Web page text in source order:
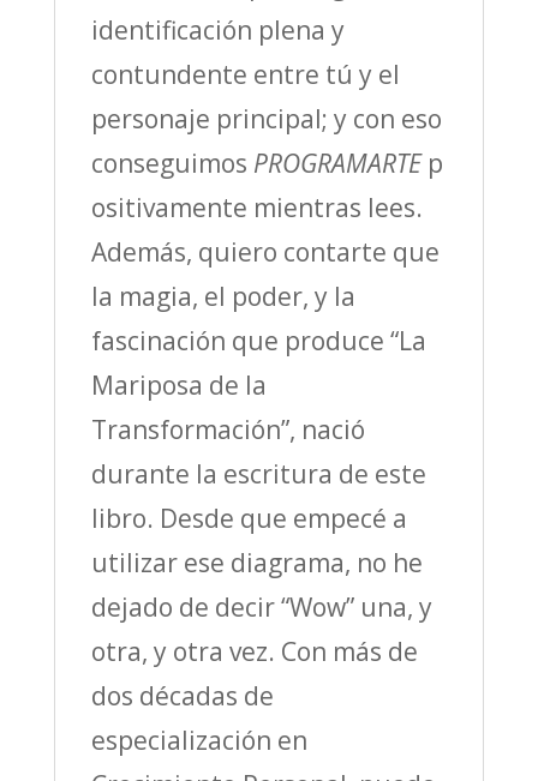
identificación plena y
contundente entre tú y el
personaje principal; y con eso
conseguimos PROGRAMARTEp
ositivamente mientras lees.
Además, quiero contarte que
la magia, el poder, y la
fascinación que produce “La
Mariposa de la
Transformación”, nació
durante la escritura de este
libro. Desde que empecé a
utilizar ese diagrama, no he
dejado de decir “Wow” una, y
otra, y otra vez. Con más de
dos décadas de
especialización en